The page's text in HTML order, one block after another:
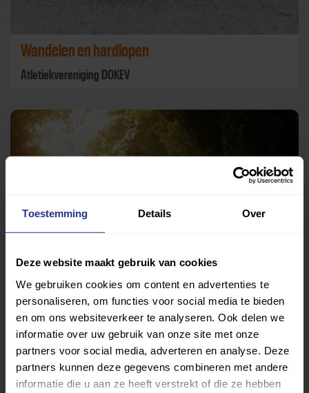
Toestemming Details Over
Deze website maakt gebruik van cookies
We gebruiken cookies om content en advertenties te
personaliseren, om functies voor social media te bieden
en om ons websiteverkeer te analyseren. Ook delen we
informatie over uw gebruik van onze site met onze
partners voor social media, adverteren en analyse. Deze
partners kunnen deze gegevens combineren met andere
informatie die u aan ze heeft verstrekt of die ze hebben
Wandelen en hardlopen
Atletiekvereniging DOKEV
Wandelen
Atletiekvereniging DOKEV
Terug